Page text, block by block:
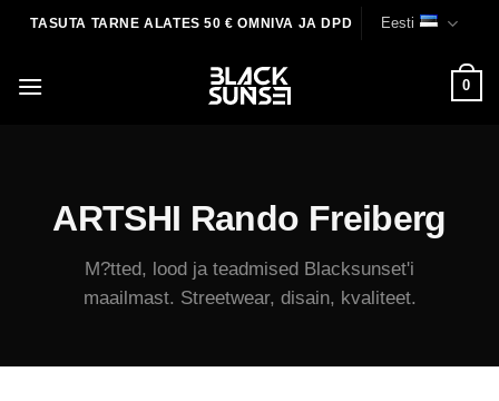
TASUTA TARNE ALATES 50 € OMNIVA JA DPD Eesti
0
ARTSHI Rando Freiberg
M?tted, lood ja teadmised Blacksunset'i
maailmast. Streetwear, disain, kvaliteet.